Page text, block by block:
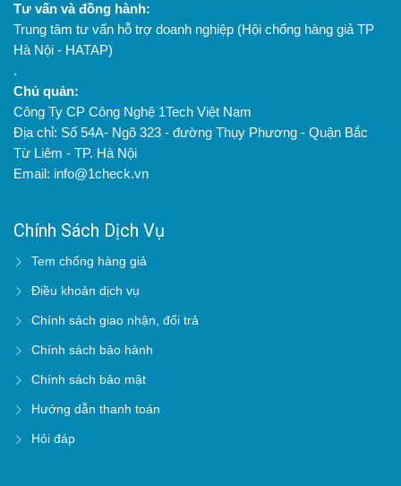
Tư vấn và đồng hành:
Trung tâm tư vấn hỗ trợ doanh nghiệp (Hội chống hàng giả TP
Hà Nội - HATAP)
.
Chủ quản:
Công Ty CP Công Nghệ 1Tech Việt Nam
Địa chỉ: Số 54A- Ngõ 323 - đường Thụy Phương - Quận Bắc
Từ Liêm - TP. Hà Nội
Email: info@1check.vn
Chính Sách Dịch Vụ
Tem chống hàng giả
Điều khoản dịch vụ
Chính sách giao nhận, đổi trả
Chính sách bảo hành
Chính sách bảo mật
Hướng dẫn thanh toán
Hỏi đáp